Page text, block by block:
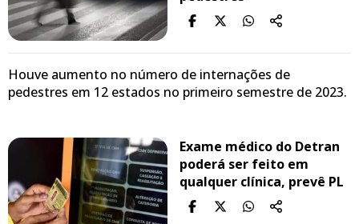
Houve aumento no número de internações de
pedestres em 12 estados no primeiro semestre de 2023.
Exame médico do Detran
poderá ser feito em
qualquer clínica, prevê PL